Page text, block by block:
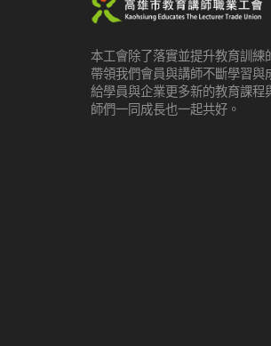
本工會除了落實並提升教育訓練
帶領我們會員與講師不斷學習與
給學員與企業更多新的教育課程
師們一同成長也一起共好。